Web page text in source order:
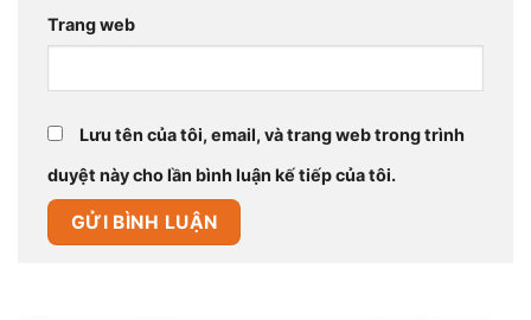
Trang web
Lưu tên của tôi, email, và trang web trong trình
duyệt này cho lần bình luận kế tiếp của tôi.